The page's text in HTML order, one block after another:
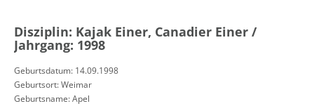
Disziplin: Kajak Einer, Canadier Einer /
Jahrgang: 1998
Geburtsdatum: 14.09.1998
Geburtsort: Weimar
Geburtsname: Apel